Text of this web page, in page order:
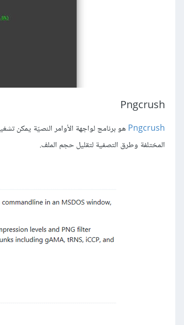
Pngcrush
Pngcrush
المختلفة وطرق التصفية لتقليل حجم الملف.